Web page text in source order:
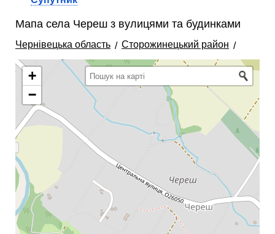
Мапа села Череш з вулицями та будинками
Чернівецька область Сторожинецький район
+
−